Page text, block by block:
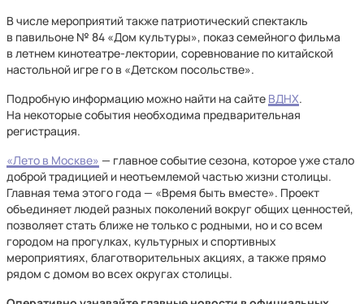
В числе мероприятий также патриотический спектакль
в павильоне № 84 «Дом культуры», показ семейного фильма
в летнем кинотеатре-лектории, соревнование по китайской
настольной игре го в «Детском посольстве».
Подробную информацию можно найти на сайте ВДНХ.
На некоторые события необходима предварительная
регистрация.
«Лето в Москве» — главное событие сезона, которое уже стало
доброй традицией и неотъемлемой частью жизни столицы.
Главная тема этого года — «Время быть вместе». Проект
объединяет людей разных поколений вокруг общих ценностей,
позволяет стать ближе не только с родными, но и со всем
городом на прогулках, культурных и спортивных
мероприятиях, благотворительных акциях, а также прямо
рядом с домом во всех округах столицы.